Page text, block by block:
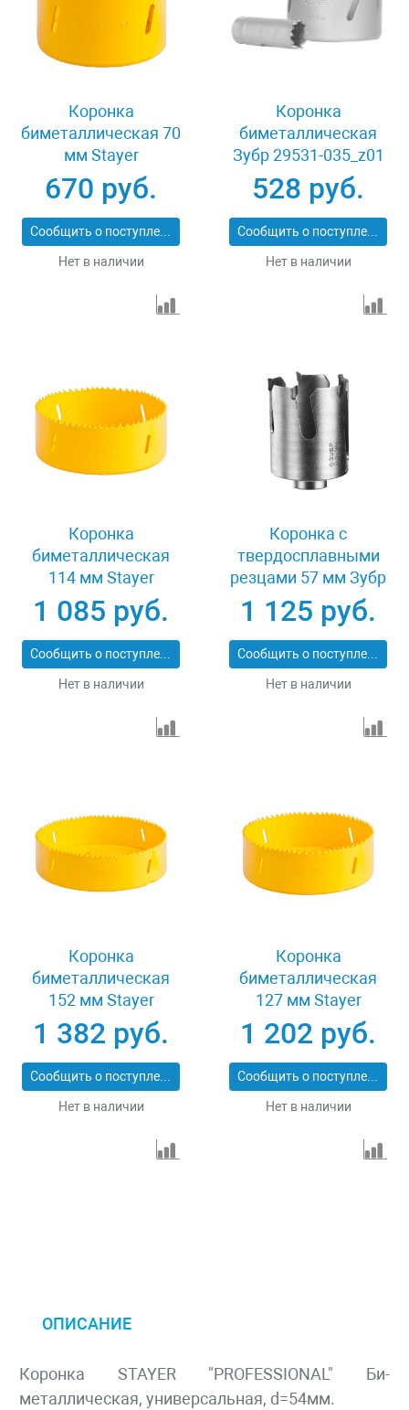
Коронка
биметаллическая 70
мм Stayer
PROFESSIONAL
29547-070
670 руб.
Сообщить о поступлении
Нет в наличии
Коронка
биметаллическая
Зубр 29531-035_z01
528 руб.
Сообщить о поступлении
Нет в наличии
Коронка
биметаллическая
114 мм Stayer
PROFESSIONAL
29547-114
1 085 руб.
Сообщить о поступлении
Нет в наличии
Коронка с
твердосплавными
резцами 57 мм Зубр
ПРОФИ 29514-57
1 125 руб.
Сообщить о поступлении
Нет в наличии
Коронка
биметаллическая
152 мм Stayer
PROFESSIONAL
29547-152
1 382 руб.
Сообщить о поступлении
Нет в наличии
Коронка
биметаллическая
127 мм Stayer
PROFESSIONAL
29547-127
1 202 руб.
Сообщить о поступлении
Нет в наличии
ОПИСАНИЕ
Коронка STAYER "PROFESSIONAL" Би-
металлическая, универсальная, d=54мм.